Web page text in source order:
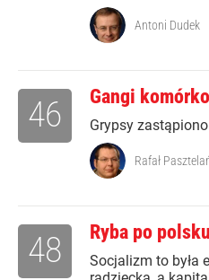
Antoni Dudek
Gangi
Grypsy
46
Rafał
Ryba po
Socjalizm to była
48